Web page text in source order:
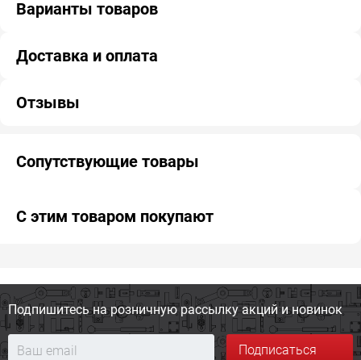
Варианты товаров
Доставка и оплата
Отзывы
Сопутствующие товары
С этим товаром покупают
Подпишитесь на розничную рассылку акций и новинок
Подписаться